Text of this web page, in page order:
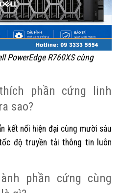
PowerEdge R760XS cùng
phần cứng linh
sao?
kết nối hiện đại cùng mười sáu
tốc độ truyền tải thông tin luôn
phần cứng cùng